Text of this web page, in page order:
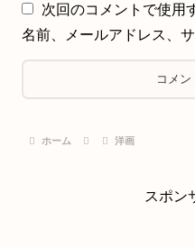
次回のコメントで使用
名前、メールアドレス、
ホーム 洋画
スポン